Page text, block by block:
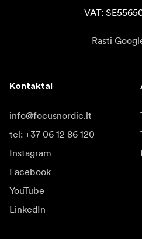
VAT:
Rasti
Kontaktai
info@focusnordic.lt
tel: +37 06 12 86 120
Instagram
Facebook
YouTube
LinkedIn